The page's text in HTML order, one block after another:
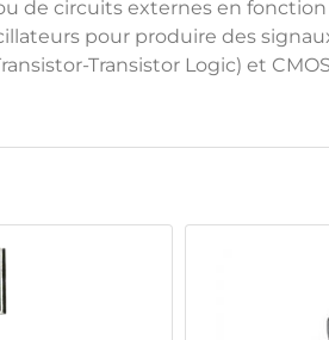
de circuits externes en
pour produire des
Transistor Logic) et